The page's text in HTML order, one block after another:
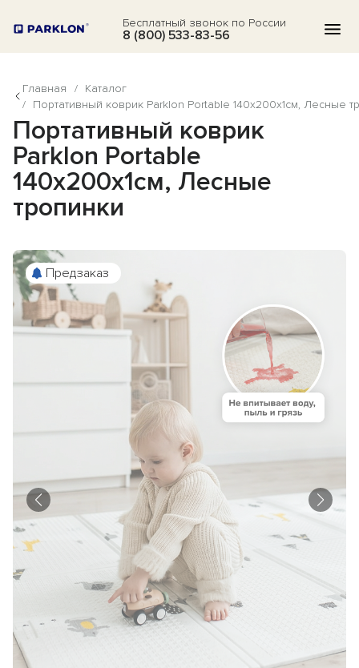
8 (800) 533-83-56
Бесплатный звонок по России
АКЦИИ
БЛОГ
ВОПРОСЫ
КОНТАКТЫ
Главная / Каталог
/ Портативный коврик Parklon Portable 140x200x1см, Лесные
Портативный коврик
Parklon Portable
140x200x1см, Лесные
тропинки
Предзаказ